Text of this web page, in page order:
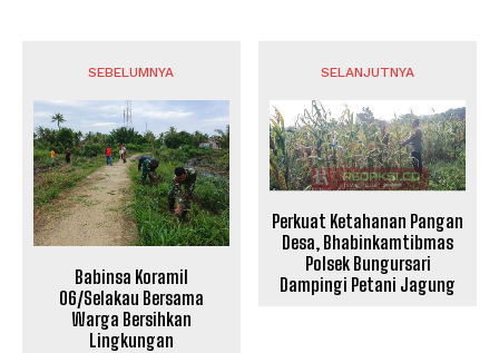
SEBELUMNYA
Babinsa Koramil
06/Selakau Bersama
Warga Bersihkan
Lingkungan
SELANJUTNYA
Perkuat Ketahanan Pangan
Desa, Bhabinkamtibmas
Polsek Bungursari
Dampingi Petani Jagung